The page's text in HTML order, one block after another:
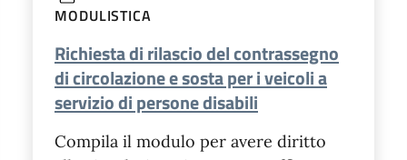
MODULISTICA
Richiesta di rilascio del contrassegno
di circolazione e sosta per i veicoli a
servizio di persone disabili
Compila il modulo per avere diritto